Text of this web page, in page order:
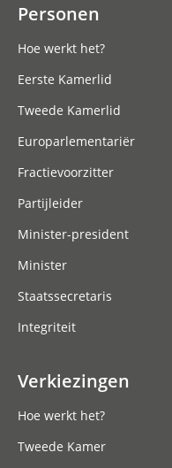
Personen
Hoe werkt het?
Eerste Kamerlid
Tweede Kamerlid
Europarlementariër
Fractievoorzitter
Partijleider
Minister-president
Minister
Staatssecretaris
Integriteit
Verkiezingen
Hoe werkt het?
Tweede Kamer